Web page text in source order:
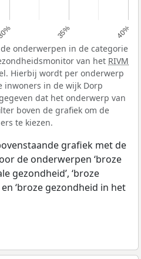
35% 40%
onderwerpen in de categorie
van het RIVM
Hierbij wordt per onderwerp
inwoners in de wijk Dorp
dat het onderwerp van
boven de grafiek om de
te kiezen.
grafiek met de
de onderwerpen ‘broze
gezondheid’, ‘broze
‘broze gezondheid in het